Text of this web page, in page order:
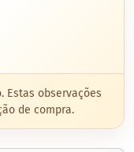
observações
de compra.